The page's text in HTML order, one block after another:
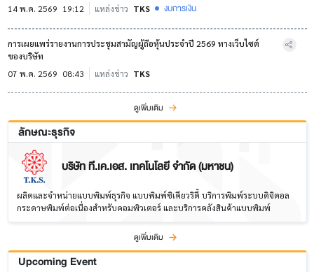
14 พ.ค. 2569 19:12 แหล่งข่าว TKS งบการเงิน
การเผยแพร่รายงานการประชุมสามัญผู้ถือหุ้นประจำปี 2569 ทางเว็บไซต์
ของบริษัท
07 พ.ค. 2569 08:43 แหล่งข่าว TKS
ดูเพิ่มเติม
ลักษณะธุรกิจ
บริษัท ที.เค.เอส. เทคโนโลยี จำกัด (มหาชน)
ผลิตและจำหน่ายแบบพิมพ์ธุรกิจ แบบพิมพ์ซิเคียวริตี้ บริการพิมพ์ระบบดิจิตอล
กระดาษพิมพ์ต่อเนื่องสำหรับคอมพิวเตอร์ และบริการคลังสินค้าแบบพิมพ์
ดูเพิ่มเติม
Upcoming Event